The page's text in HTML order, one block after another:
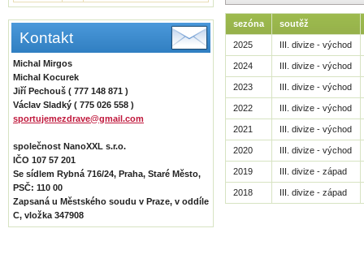
Kontakt
Michal Mirgos
Michal Kocurek
Jiří Pechouš ( 777 148 871 )
Václav Sladký ( 775 026 558 )
sportujemezdrave@gmail.com
společnost NanoXXL s.r.o.
IČO 107 57 201
Se sídlem Rybná 716/24, Praha, Staré Město,
PSČ: 110 00
Zapsaná u Městského soudu v Praze, v oddíle
C, vložka 347908
sezóna soutěž
2025 III. divize - východ
2024 III. divize - východ
2023 III. divize - východ
2022 III. divize - východ
2021 III. divize - východ
2020 III. divize - východ
2019 III. divize - západ
2018 III. divize - západ